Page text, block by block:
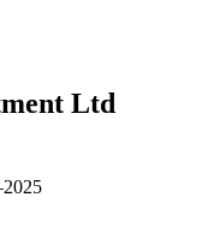
Ltd
2025